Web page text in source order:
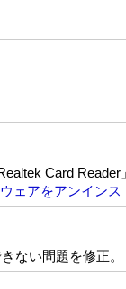
Card
ェアをアンイン
ない問題を修正。